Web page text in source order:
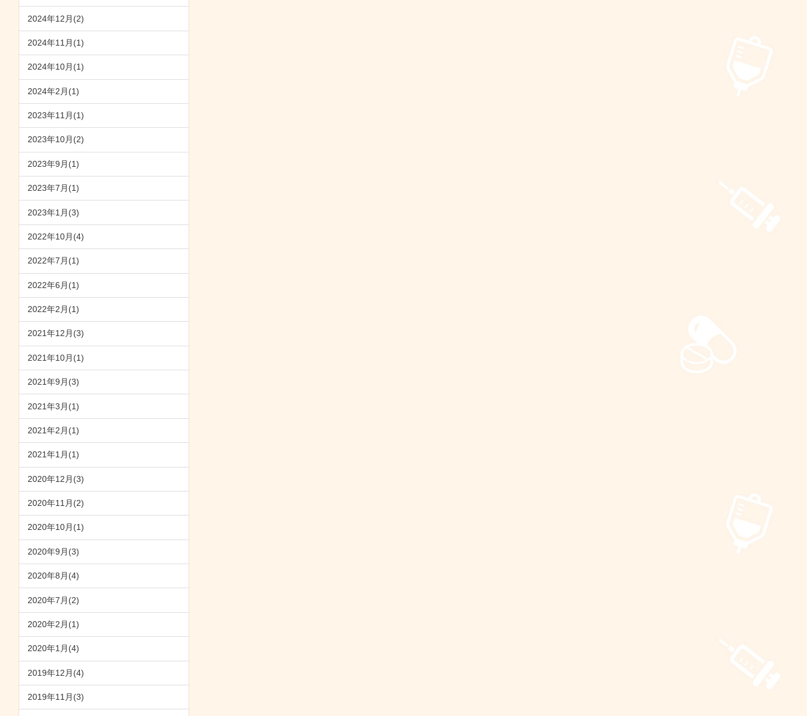
2024年12月(2)
2024年11月(1)
2024年10月(1)
2024年2月(1)
2023年11月(1)
2023年10月(2)
2023年9月(1)
2023年7月(1)
2023年1月(3)
2022年10月(4)
2022年7月(1)
2022年6月(1)
2022年2月(1)
2021年12月(3)
2021年10月(1)
2021年9月(3)
2021年3月(1)
2021年2月(1)
2021年1月(1)
2020年12月(3)
2020年11月(2)
2020年10月(1)
2020年9月(3)
2020年8月(4)
2020年7月(2)
2020年2月(1)
2020年1月(4)
2019年12月(4)
2019年11月(3)